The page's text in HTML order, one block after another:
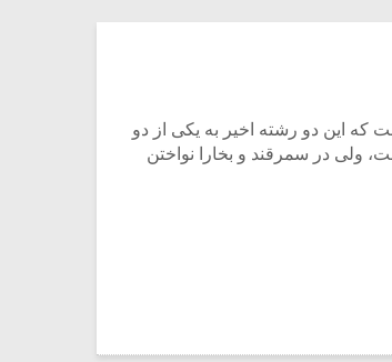
این دو رشته اخیر به یکی از دو
ولی در سمرقند و بخارا نواختن